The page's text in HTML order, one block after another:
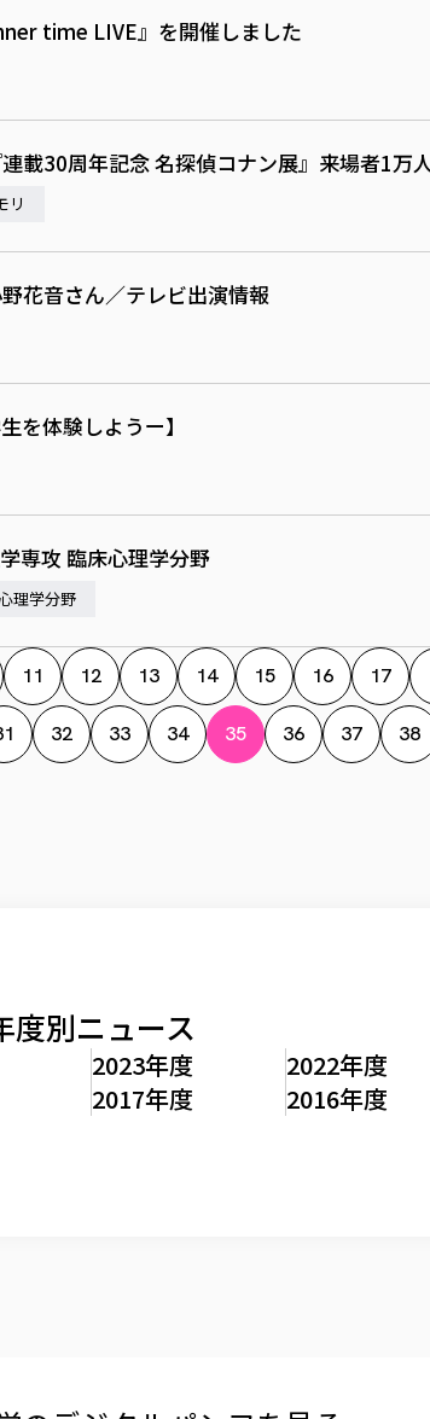
time LIVE』を開催しました
載30周年記念 名探偵コナン展』来場者1万
リ
花音さん／テレビ出演情報
を体験しようー】
専攻 臨床心理学分野
理学分野
11 12 13 14 15 16 17
32 33 34 35 36 37 38
度別ニュース
2023年度
2022年度
2017年度 2016年度